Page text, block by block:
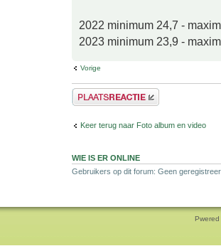
2022 minimum 24,7 -
2023 minimum 23,9 -
Vorige
Plaats een reactie
Keer terug naar Foto album en video
WIE IS ER ONLINE
Gebruikers op dit forum: Geen